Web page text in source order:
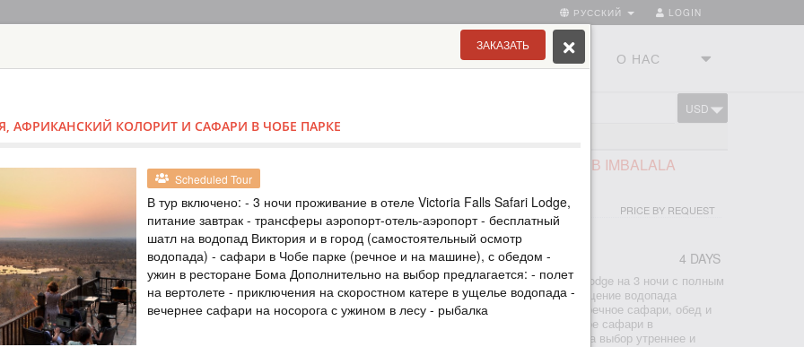
LOGIN
РУССКИЙ
ТУРСТУДИЯ О НАС
USD
ЗИМБАБВЕ - ВОДОПАД ВИКТОРИЯ
ТУР НА ВОДОПАД ВИКТОРИЯ И САФАРИ В IMBALALA
PRICE BY REQUEST
ЗИМБАБВЕ
4 DAYS
Safari
В стоимость входит: - проживание в отеле Imbalala Lodge на 3 ночи с полным
пансионом, местные напитки - все трансферы - посещение водопада
Виктория - национальный парк Чобе на целый день (речное сафари, обед и
сафари на автомобиле) - на выбор утреннее и дневное сафари в
национальном парке Замбези (частная концессия) - на выбор утреннее и
ЗАКАЗАТЬ
АФРИКАНСКИЙ КОЛОРИТ И САФАРИ В ЧОБЕ ПАРКЕ
Scheduled Tour
В тур включено: - 3 ночи проживание в отеле Victoria Falls Safari Lodge,
питание завтрак - трансферы аэропорт-отель-аэропорт - бесплатный
шатл на водопад Виктория и в город (самостоятельный осмотр
водопада) - сафари в Чобе парке (речное и на машине), с обедом -
ужин в ресторане Бома Дополнительно на выбор предлагается: - полет
на вертолете - приключения на скоростном катере в ущелье водопада -
вечернее сафари на носорога с ужином в лесу - рыбалка